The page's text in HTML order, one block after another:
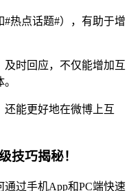
热点话题#），有助于增
时回应，不仅能增加互
能更好地在微博上互
技巧揭秘！
过手机App和PC端快速